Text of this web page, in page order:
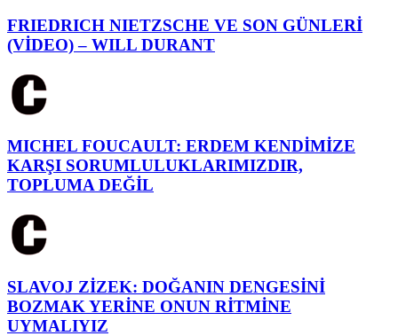
FRIEDRICH NIETZSCHE VE SON GÜNLERİ
(VİDEO) – WILL DURANT
MICHEL FOUCAULT: ERDEM KENDİMİZE
KARŞI SORUMLULUKLARIMIZDIR,
TOPLUMA DEĞİL
SLAVOJ ZİZEK: DOĞANIN DENGESİNİ
BOZMAK YERİNE ONUN RİTMİNE
UYMALIYIZ